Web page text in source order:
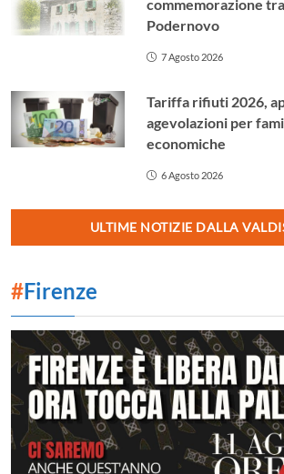
commemorazione
Podernovo
7 Agosto 2026
Tariffa rifiuti 2026,
agevolazioni per
economiche
6 Agosto 2026
ULTIME NOTIZIE DALLA
#Firenze